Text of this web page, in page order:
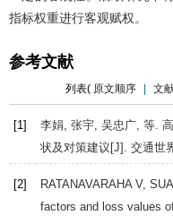
指标权重进行客观赋权。
参考文献
列表( 原文顺序 文
[1]
李娟, 张宇, 吴忠广, 等.
状及对策建议[J]. 交通世
[2] RATANAVARAHA V,
factors and loss values